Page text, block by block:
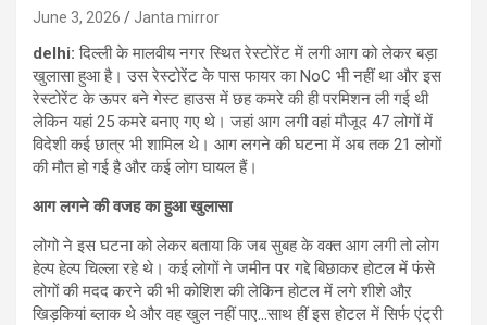
June 3, 2026 Janta mirror
delhi:दिल्ली के मालवीय नगर स्थित रेस्टोरेंट में लगी आग को लेकर बड़ा
खुलासा हुआ है। उस रेस्टोरेंट के पास फायर का NoC भी नहीं था और इस
रेस्टोरेंट के ऊपर बने गेस्ट हाउस में छह कमरे की ही परमिशन ली गई थी
लेकिन यहां 25 कमरे बनाए गए थे। जहां आग लगी वहां मौजूद 47 लोगों में
विदेशी कई छात्र भी शामिल थे। आग लगने की घटना में अब तक 21 लोगों
की मौत हो गई है और कई लोग घायल हैं।
आग लगने की वजह का हुआ खुलासा
लोगो ने इस घटना को लेकर बताया कि जब सुबह के वक्त आग लगी तो लोग
हेल्प हेल्प चिल्ला रहे थे। कई लोगों ने जमीन पर गद्दे बिछाकर होटल में फंसे
लोगों की मदद करने की भी कोशिश की लेकिन होटल में लगे शीशे औऱ
खिड़कियां ब्लाक थे और वह खुल नहीं पाए…साथ हीं इस होटल में सिर्फ एंट्री